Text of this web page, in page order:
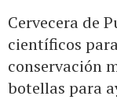
Cervecera de
científicos
conservación
botellas para